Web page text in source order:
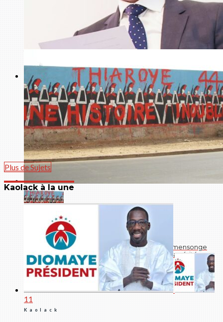
Rapport ARMP 2020-2021 : les dysfonctionnements
persistent alors que la France, la Chine et la Turquie se
taillent la part du lion
Faits Divers
Accusé de trois viols en France : la version de Kabirou
Mbodje
Histoire
Massacre de Thiaroye 1944 : 78 ans après, ce « mensonge
d’État » qui empêche toujours le triomphe de la vérité
Plus de Sujets
Kaolack à la une
11
Kaolack